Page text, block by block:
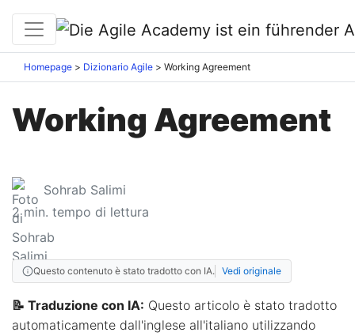
Homepage Dizionario Agile Working Agreement
Working Agreement
Sohrab Salimi
2min. tempo di lettura
Questo contenuto è stato tradotto con IA. Vedi originale
📝 Traduzione con IA: Questo articolo è stato tradotto
automaticamente dall'inglese all'italiano utilizzando